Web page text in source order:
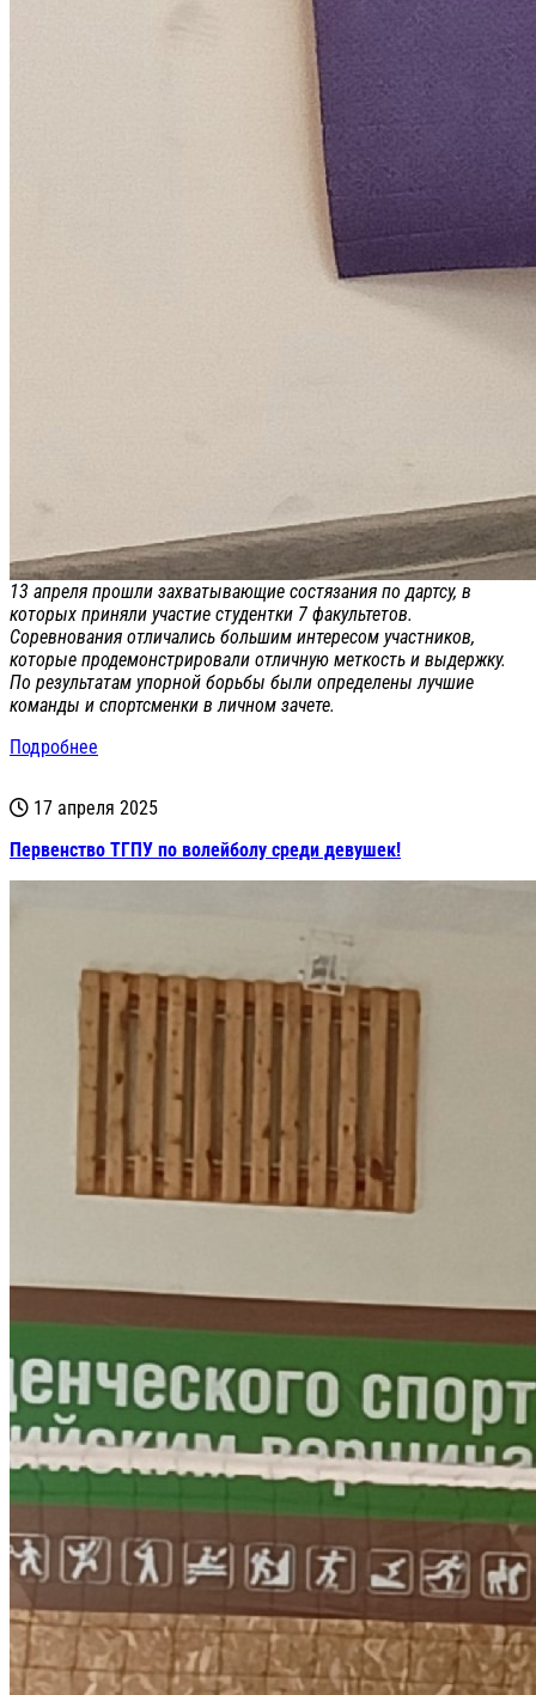
13 апреля прошли захватывающие состязания по дартсу, в
которых приняли участие студентки 7 факультетов.
Соревнования отличались большим интересом участников,
которые продемонстрировали отличную меткость и выдержку.
По результатам упорной борьбы были определены лучшие
команды и спортсменки в личном зачете.
Подробнее
17 апреля 2025
Первенство ТГПУ по волейболу среди девушек!